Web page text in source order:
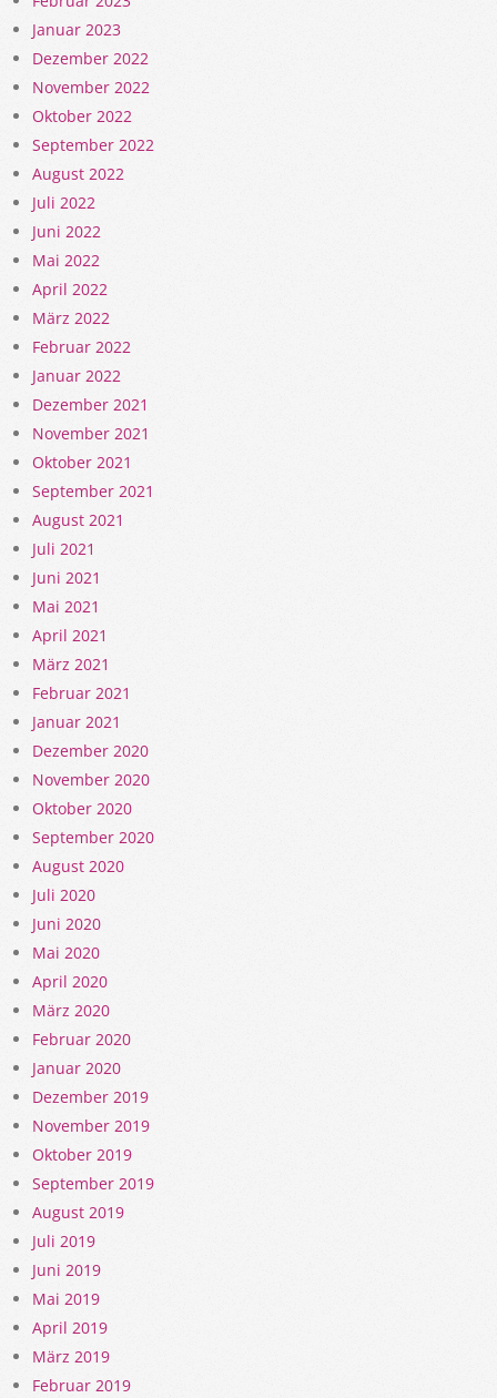
Januar 2023
Dezember 2022
November 2022
Oktober 2022
September 2022
August 2022
Juli 2022
Juni 2022
Mai 2022
April 2022
März 2022
Februar 2022
Januar 2022
Dezember 2021
November 2021
Oktober 2021
September 2021
August 2021
Juli 2021
Juni 2021
Mai 2021
April 2021
März 2021
Februar 2021
Januar 2021
Dezember 2020
November 2020
Oktober 2020
September 2020
August 2020
Juli 2020
Juni 2020
Mai 2020
April 2020
März 2020
Februar 2020
Januar 2020
Dezember 2019
November 2019
Oktober 2019
September 2019
August 2019
Juli 2019
Juni 2019
Mai 2019
April 2019
März 2019
Februar 2019